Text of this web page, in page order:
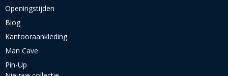
Openingstijden
Blog
Kantooraankleding
Man Cave
Pin-Up